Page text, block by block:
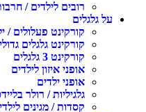
רובים לילדים / חרבות
גלגלים
קורקינט פעלולים / ילדים
קורקינט גלגלים גדולים
קורקינט 3 גלגלים
אופני איזון לילדים
אופני ילדים
גלגיליות / רולר בליידס לילדים
קסדות / מגינים לילדים